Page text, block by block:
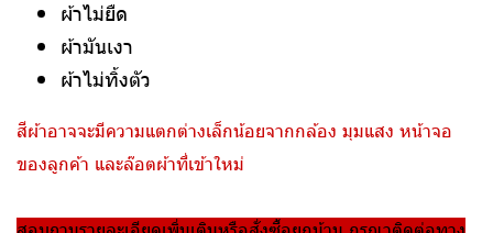
ผ้าไม่ยืด
ผ้ามันเงา
ผ้าไม่ทิ้งตัว
สีผ้าอาจจะมีความแตกต่างเล็กน้อยจากกล้อง มุมแสง หน้าจอ
ของลูกค้า และล๊อตผ้าที่เข้าใหม่